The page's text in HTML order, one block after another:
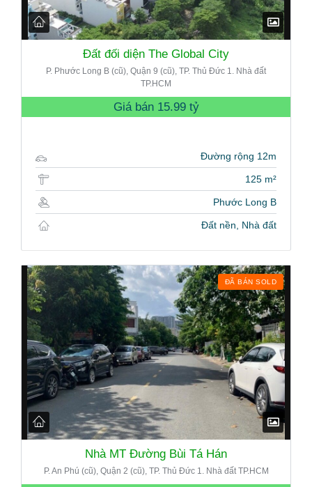
Đất đối diện The Global City
P. Phước Long B (cũ), Quận 9 (cũ), TP. Thủ Đức 1. Nhà đất
TP.HCM
Giá bán 15.99 tỷ
Đường rộng 12m
125 m²
Phước Long B
Đất nền, Nhà đất
ĐÃ BÁN SOLD
Nhà MT Đường Bùi Tá Hán
P. An Phú (cũ), Quận 2 (cũ), TP. Thủ Đức 1. Nhà đất TP.HCM